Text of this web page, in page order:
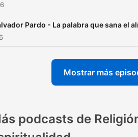
Pardo - La palabra que sana el
Mostrar más
podcasts de